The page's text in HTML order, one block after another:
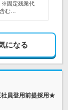
※固定残業代
む…
になる
社員登用前提採用★